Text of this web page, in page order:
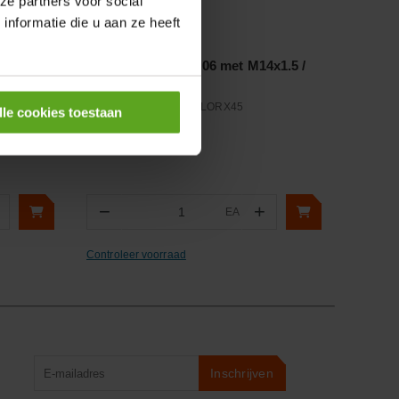
die u aan ze heeft
cookies toestaan
Perspilaar 1/4" DN06 met M14x1.5 /
Artikelnummer:
4G8FDLORX45
− EA +
Controleer voorraad
Inschrijven